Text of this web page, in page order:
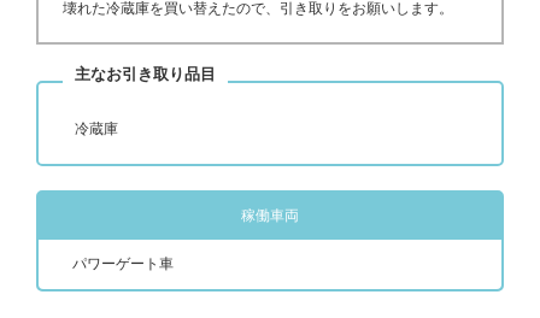
壊れた冷蔵庫を買い替えたので、引き取りをお願いします。
主なお引き取り品目
冷蔵庫
稼働車両
パワーゲート車